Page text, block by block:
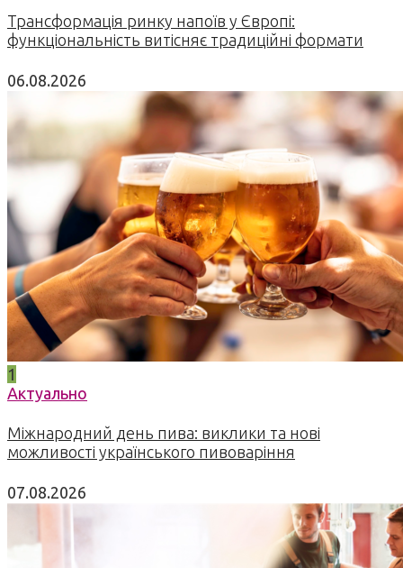
Трансформація ринку напоїв у Європі:
функціональність витісняє традиційні формати
06.08.2026
1
Актуально
Міжнародний день пива: виклики та нові
можливості українського пивоваріння
07.08.2026